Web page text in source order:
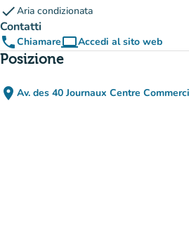
checkAria condizionata
Contatti
phoneChiamarecomputerAccedi al sito web
(nuova scheda)
Posizione
place Av. des 40 Journaux Centre (apri